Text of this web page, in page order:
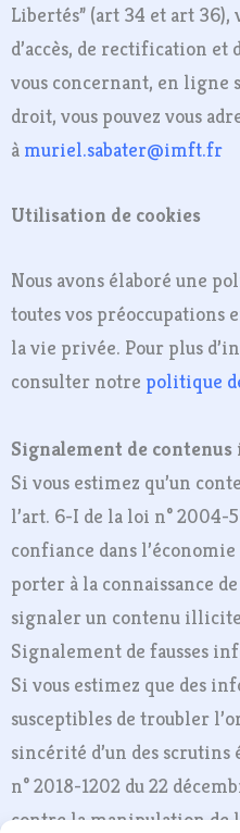
Libertés” (art 34 et art 36),
d’accès, de rectification et
vous concernant, en ligne
droit, vous pouvez vous
à muriel.sabater@imft.fr
Utilisation de cookies
Nous avons élaboré une
toutes vos préoccupations
la vie privée. Pour plus
consulter notre politique
Signalement de
Si vous estimez qu’un
l’art. 6-I de la loi n° 2004-
confiance dans
porter à la connaissance
signaler un contenu
Signalement de fausses
Si vous estimez que des
susceptibles de troubler
sincérité d’un des scrutins
n° 2018-1202 du 22
contre la manipulation de